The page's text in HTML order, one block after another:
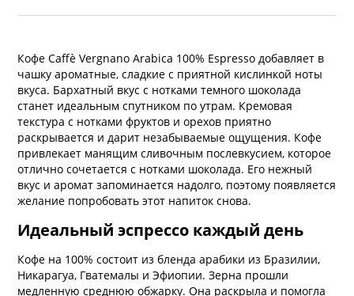
Кофе Caffè Vergnano Arabica 100% Espresso добавляет в
чашку ароматные, сладкие с приятной кислинкой ноты
вкуса. Бархатный вкус с нотками темного шоколада
станет идеальным спутником по утрам. Кремовая
текстура с нотками фруктов и орехов приятно
раскрывается и дарит незабываемые ощущения. Кофе
привлекает манящим сливочным послевкусием, которое
отлично сочетается с нотками шоколада. Его нежный
вкус и аромат запоминается надолго, поэтому появляется
желание попробовать этот напиток снова.
Идеальный эспрессо каждый день
Кофе на 100% состоит из бленда арабики из Бразилии,
Никарагуа, Гватемалы и Эфиопии. Зерна прошли
медленную среднюю обжарку. Она раскрыла и помогла